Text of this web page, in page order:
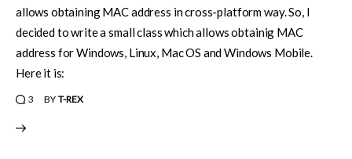
allows obtaining MAC address in cross-platform way. So, I
decided to write a small class which allows obtainig MAC
address for Windows, Linux, Mac OS and Windows Mobile.
Here it is:
3 BY T-REX